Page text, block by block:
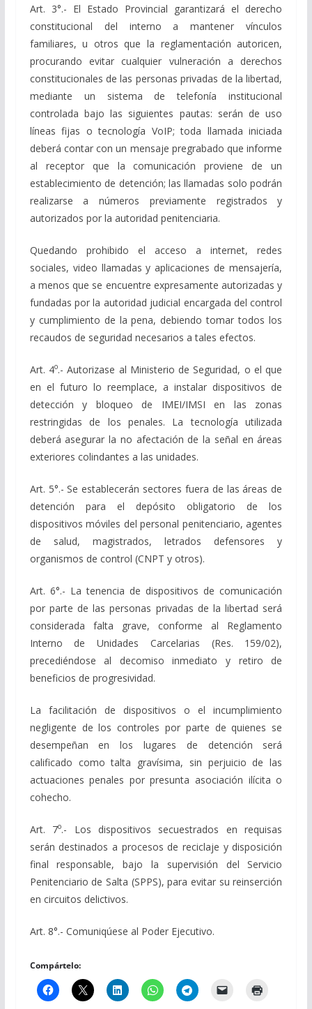
Art. 3°.- El Estado Provincial garantizará el derecho
constitucional del interno a mantener vínculos
familiares, u otros que la reglamentación autoricen,
procurando evitar cualquier vulneración a derechos
constitucionales de las personas privadas de la libertad,
mediante un sistema de telefonía institucional
controlada bajo las siguientes pautas: serán de uso
líneas fijas o tecnología VoIP; toda llamada iniciada
deberá contar con un mensaje pregrabado que informe
al receptor que la comunicación proviene de un
establecimiento de detención; las llamadas solo podrán
realizarse a números previamente registrados y
autorizados por la autoridad penitenciaria.
Quedando prohibido el acceso a internet, redes
sociales, video llamadas y aplicaciones de mensajería,
a menos que se encuentre expresamente autorizadas y
fundadas por la autoridad judicial encargada del control
y cumplimiento de la pena, debiendo tomar todos los
recaudos de seguridad necesarios a tales efectos.
Art. 4o.- Autorizase al Ministerio de Seguridad, o el que
en el futuro lo reemplace, a instalar dispositivos de
detección y bloqueo de IMEI/IMSI en las zonas
restringidas de los penales. La tecnología utilizada
deberá asegurar la no afectación de la señal en áreas
exteriores colindantes a las unidades.
Art. 5°.- Se establecerán sectores fuera de las áreas de
detención para el depósito obligatorio de los
dispositivos móviles del personal penitenciario, agentes
de salud, magistrados, letrados defensores y
organismos de control (CNPT y otros).
Art. 6°.- La tenencia de dispositivos de comunicación
por parte de las personas privadas de la libertad será
considerada falta grave, conforme al Reglamento
Interno de Unidades Carcelarias (Res. 159/02),
precediéndose al decomiso inmediato y retiro de
beneficios de progresividad.
La facilitación de dispositivos o el incumplimiento
negligente de los controles por parte de quienes se
desempeñan en los lugares de detención será
calificado como talta gravísima, sin perjuicio de las
actuaciones penales por presunta asociación ilícita o
cohecho.
Art. 7o.- Los dispositivos secuestrados en requisas
serán destinados a procesos de reciclaje y disposición
final responsable, bajo la supervisión del Servicio
Penitenciario de Salta (SPPS), para evitar su reinserción
en circuitos delictivos.
Art. 8°.- Comuniqúese al Poder Ejecutivo.
Compártelo: